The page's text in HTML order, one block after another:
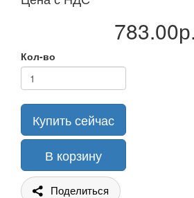
783.00р.
Кол-во
Купить сейчас
В корзину
Поделиться